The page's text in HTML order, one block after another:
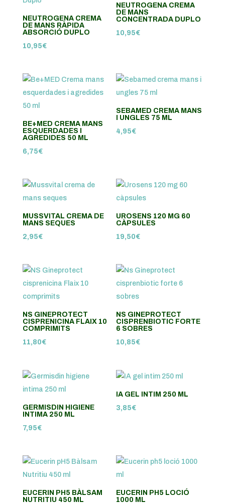
NEUTROGENA CREMA
DE MANS RÀPIDA
ABSORCIÓ DUPLO
10,95€
NEUTROGENA CREMA
DE MANS
CONCENTRADA DUPLO
10,95€
BE+MED CREMA MANS
ESQUERDADES I
AGREDIDES 50 ML
6,75€
SEBAMED CREMA MANS
I UNGLES 75 ML
4,95€
MUSSVITAL CREMA DE
MANS SEQUES
2,95€
UROSENS 120 MG 60
CÀPSULES
19,50€
NS GINEPROTECT
CISPRENICINA FLAIX 10
COMPRIMITS
11,80€
NS GINEPROTECT
CISPRENBIOTIC FORTE
6 SOBRES
10,85€
GERMISDIN HIGIENE
INTIMA 250 ML
7,95€
IA GEL INTIM 250 ML
3,85€
EUCERIN PH5 BÀLSAM
NUTRITIU 450 ML
EUCERIN PH5 LOCIÓ
1000 ML